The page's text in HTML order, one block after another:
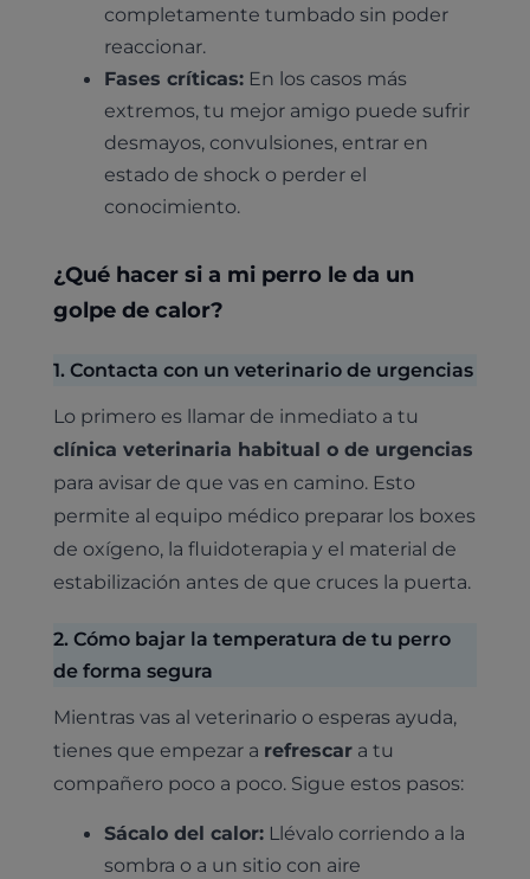
completamente tumbado sin poder
reaccionar.
Fases críticas: En los casos más
extremos, tu mejor amigo puede sufrir
desmayos, convulsiones, entrar en
estado de shock o perder el
conocimiento.
¿Qué hacer si a mi perro le da un
golpe de calor?
1. Contacta con un veterinario de urgencias
Lo primero es llamar de inmediato a tu
clínica veterinaria habitual o de urgencias
para avisar de que vas en camino. Esto
permite al equipo médico preparar los boxes
de oxígeno, la fluidoterapia y el material de
estabilización antes de que cruces la puerta.
2. Cómo bajar la temperatura de tu perro
de forma segura
Mientras vas al veterinario o esperas ayuda,
tienes que empezar a refrescara tu
compañero poco a poco. Sigue estos pasos:
Sácalo del calor: Llévalo corriendo a la
sombra o a un sitio con aire